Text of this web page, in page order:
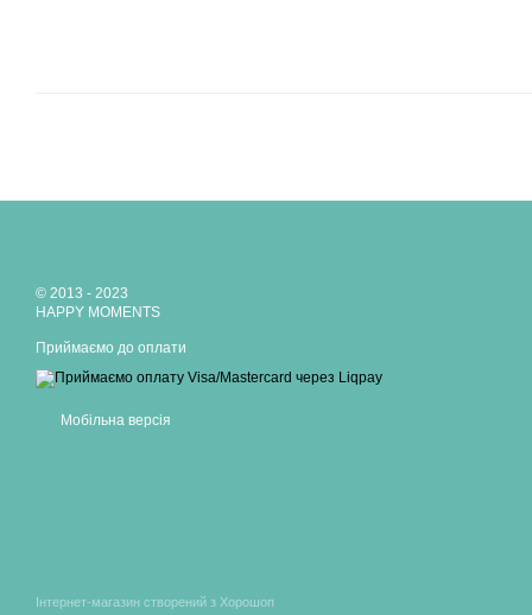
© 2013 - 2023
HAPPY MOMENTS
Приймаємо до оплати
Мобільна версія
Інтернет-магазин створений з Хорошоп